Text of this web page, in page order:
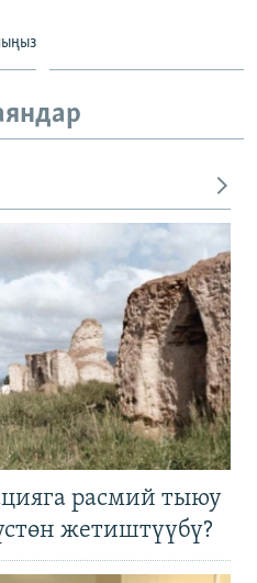
расмий тыюу
жетиштүүбү?